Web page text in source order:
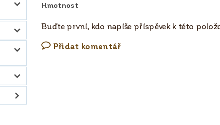
Hmotnost
Buďte první, kdo napíše příspěvek k této
Přidat komentář